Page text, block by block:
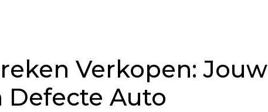
Verkopen: Jouw
Defecte Auto